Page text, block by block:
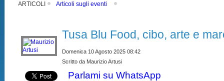
ARTICOLI Articoli sugli eventi
Tusa Blu Food, cibo, arte e
Domenica 10 Agosto 2025 08:42
Scritto da Maurizio Artusi
Parlami su WhatsApp